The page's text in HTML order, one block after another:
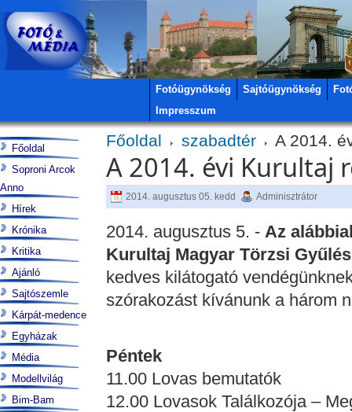
Fotóügynökség Sajtóügynökség
Impresszum
Főoldal szabadtér A 2014.
A 2014. évi Kurultaj
2014. augusztus 05. kedd Adminisztrátor
2014. augusztus 5. - Az
Kurultaj Magyar Törzsi
kedves kilátogató
szórakozást kívánunk a három
Péntek
11.00 Lovas bemutatók
12.00 Lovasok Találkozója –
Főoldal
Soproni Arcok
Anno
Hírek
Krónika
Kritika
Ajánló
Sajtószemle
Kárpát-medence
Egyházak
Média
Modellvilág
Bim-Bam